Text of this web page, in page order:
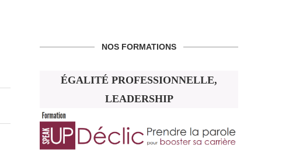
NOS FORMATIONS
ÉGALITÉ PROFESSIONNELLE,
LEADERSHIP